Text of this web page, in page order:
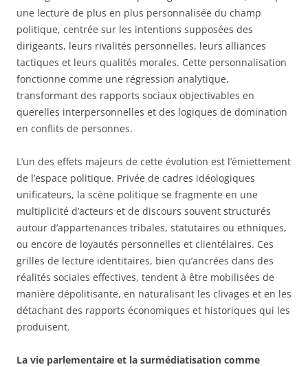
une lecture de plus en plus personnalisée du champ
politique, centrée sur les intentions supposées des
dirigeants, leurs rivalités personnelles, leurs alliances
tactiques et leurs qualités morales. Cette personnalisation
fonctionne comme une régression analytique,
transformant des rapports sociaux objectivables en
querelles interpersonnelles et des logiques de domination
en conflits de personnes.
L’un des effets majeurs de cette évolution est l’émiettement
de l’espace politique. Privée de cadres idéologiques
unificateurs, la scène politique se fragmente en une
multiplicité d’acteurs et de discours souvent structurés
autour d’appartenances tribales, statutaires ou ethniques,
ou encore de loyautés personnelles et clientélaires. Ces
grilles de lecture identitaires, bien qu’ancrées dans des
réalités sociales effectives, tendent à être mobilisées de
manière dépolitisante, en naturalisant les clivages et en les
détachant des rapports économiques et historiques qui les
produisent.
La vie parlementaire et la surmédiatisation comme